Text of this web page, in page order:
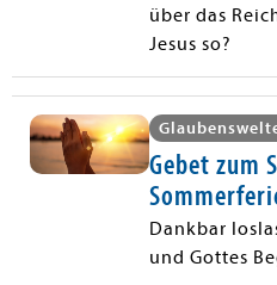
über das
Jesus so?
Gebet zum
Dankbar
und Gottes